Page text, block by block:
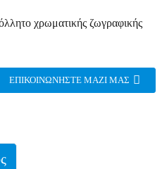
χρωματικής ζωγραφικής
ΕΠΙΚΟΙΝΩΝΉΣΤΕ ΜΑΖΊ ΜΑΣ